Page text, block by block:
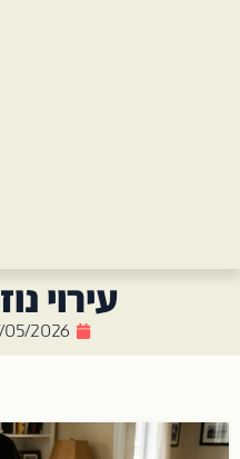
עירוי
05/2026